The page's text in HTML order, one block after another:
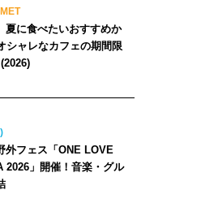
夏に食べたいおすすめか
シャレなカフェの期間限
外フェス「ONE LOVE
2026」開催！音楽・グル